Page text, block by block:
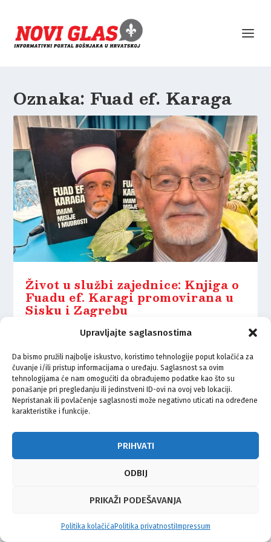
Upravljajte saglasnostima
Da bismo pružili najbolje iskustvo, koristimo tehnologije poput kolačića za
čuvanje i/ili pristup informacijama o uređaju. Saglasnost sa ovim
tehnologijama će nam omogućiti da obrađujemo podatke kao što su
ponašanje pri pregledanju ili jedinstveni ID-ovi na ovoj veb lokaciji.
Nepristanak ili povlačenje saglasnosti može negativno uticati na određene
karakteristike i funkcije.
PRIHVATI
ODBIJ
PRIKAŽI PODEŠAVANJA
Politika kolačićaPolitika privatnosti Impressum
Oznaka: Fuad ef. Karaga
Život u službi zajednice: Knjiga o
Fuadu ef. Karagi promovirana u
Sisku i Zagrebu
© Vijeće bošnjačke nacionalne manjine Grada Zagreba 2026